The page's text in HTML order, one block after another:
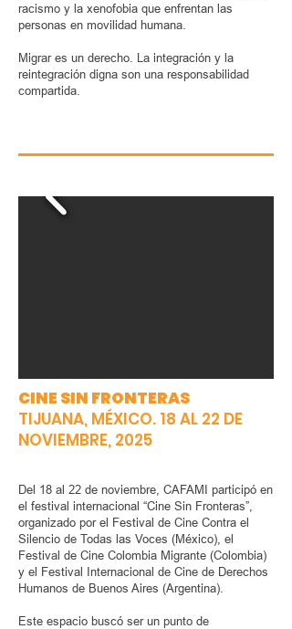
racismo y la xenofobia que enfrentan las
personas en movilidad humana.
Migrar es un derecho. La integración y la
reintegración digna son una responsabilidad
compartida.
CINE SIN FRONTERAS
TIJUANA, MÉXICO. 18 AL 22 DE
NOVIEMBRE, 2025
Del 18 al 22 de noviembre, CAFAMI participó en
el festival internacional “Cine Sin Fronteras”,
organizado por el Festival de Cine Contra el
Silencio de Todas las Voces (México), el
Festival de Cine Colombia Migrante (Colombia)
y el Festival Internacional de Cine de Derechos
Humanos de Buenos Aires (Argentina).
Este espacio buscó ser un punto de